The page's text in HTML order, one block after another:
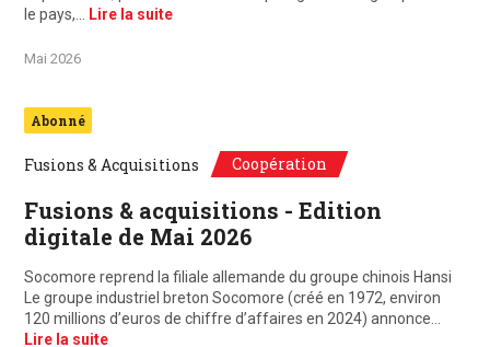
le pays,… Lire la suite
Mai 2026
Abonné
Fusions & Acquisitions Coopération
Fusions & acquisitions - Edition
digitale de Mai 2026
Socomore reprend la filiale allemande du groupe chinois Hansi
Le groupe industriel breton Socomore (créé en 1972, environ
120 millions d’euros de chiffre d’affaires en 2024) annonce…
Lire la suite